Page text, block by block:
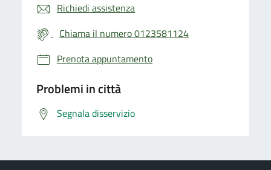
Richiedi assistenza
Chiama il numero 0123581124
Prenota appuntamento
Problemi in città
Segnala disservizio